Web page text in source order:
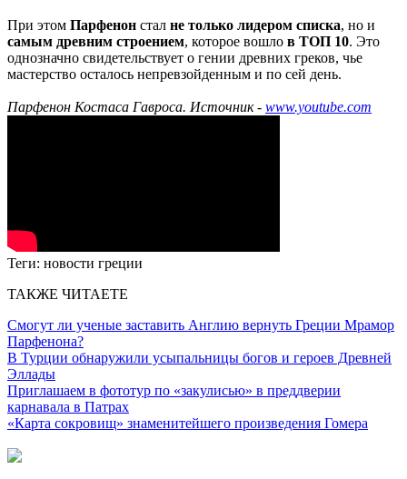
При этом Парфенон стал не только лидером списка, но и
самым древним строением, которое вошло в ТОП 10. Это
однозначно свидетельствует о гении древних греков, чье
мастерство осталось непревзойденным и по сей день.
Парфенон Костаса Гавроса. Источник - www.youtube.com
Теги: новости греции
ТАКЖЕ ЧИТАЕТЕ
Смогут ли ученые заставить Англию вернуть Греции Мрамор
Парфенона?
В Турции обнаружили усыпальницы богов и героев Древней
Эллады
Приглашаем в фототур по «закулисью» в преддверии
карнавала в Патрах
«Карта сокровищ» знаменитейшего произведения Гомера